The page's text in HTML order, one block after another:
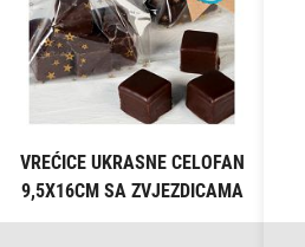
VREĆICE UKRASNE CELOFAN
9,5X16CM SA ZVJEZDICAMA
PK10 HEYDA 20-30892 50